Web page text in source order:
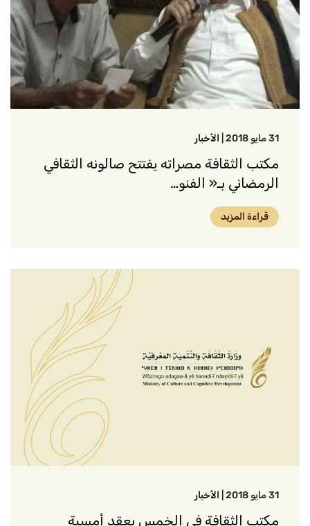
31 مايو 2018 الأخبار
مكتب الثقافة مصراته يفتتح صالونه الثقافي
الرمضاني بـ« الفنو…
قراءة المزيد
31 مايو 2018 الأخبار
مكتب الثقافة في الخمس يعقد أمسية